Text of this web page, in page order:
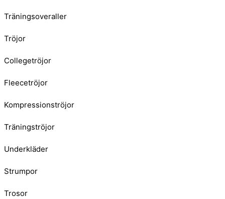
Träningsoveraller
Tröjor
Collegetröjor
Fleecetröjor
Kompressionströjor
Träningströjor
Underkläder
Strumpor
Trosor